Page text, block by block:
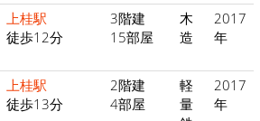
上桂駅
徒歩12分
3階建
15部屋
木
造
2017
年
上桂駅
徒歩13分
2階建
4部屋
軽
量
2017
年